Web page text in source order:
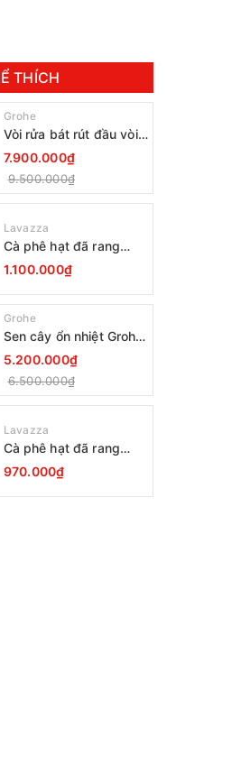
THÍCH
Grohe
Vòi rửa bát rút đầu vòi
Grohe Minta 30274000
7.900.000₫
9.500.000₫
Lavazza
Cà phê hạt đã rang
Lavazza Coffee
Espresso Super Crema
1000g Date 12-2027
1.100.000₫
Grohe
Sen cây ổn nhiệt Grohe
Grohtherm 800
34566001
5.200.000₫
6.500.000₫
Lavazza
Cà phê hạt đã rang
Lavazza Oro Qualita
1000g
970.000₫